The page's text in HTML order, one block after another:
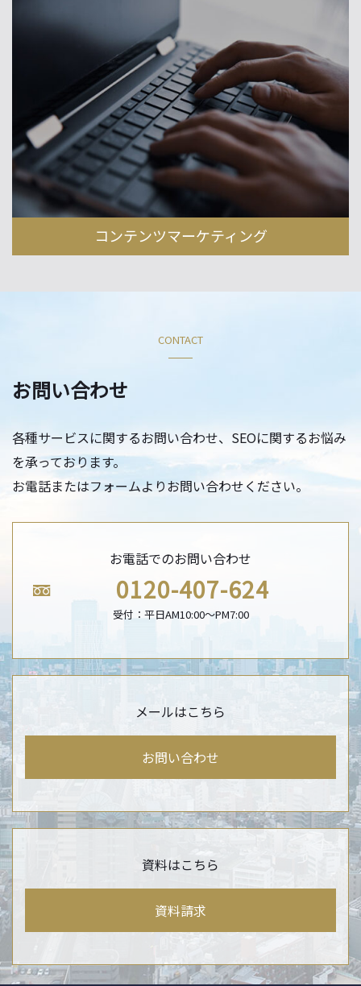
コンテンツマーケティング
CONTACT
お問い合わせ
各種サービスに関するお問い合わせ、SEOに関するお悩み
を承っております。
お電話またはフォームよりお問い合わせください。
お電話でのお問い合わせ
0120-407-624
受付：平日AM10:00〜PM7:00
メールはこちら
お問い合わせ
資料はこちら
資料請求